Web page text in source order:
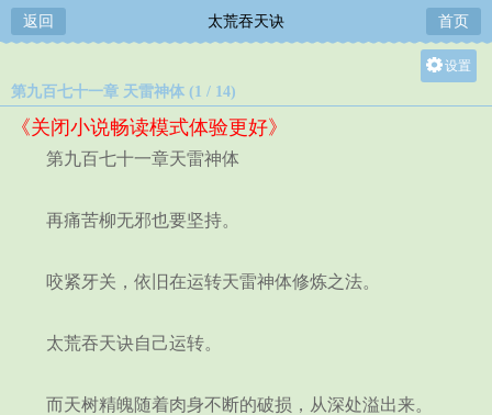
返回 太荒吞天诀 首页
设置
第九百七十一章 天雷神体 (1 / 14)
《关闭小说畅读模式体验更好》
第九百七十一章天雷神体
再痛苦柳无邪也要坚持。
咬紧牙关，依旧在运转天雷神体修炼之法。
太荒吞天诀自己运转。
而天树精魄随着肉身不断的破损，从深处溢出来。